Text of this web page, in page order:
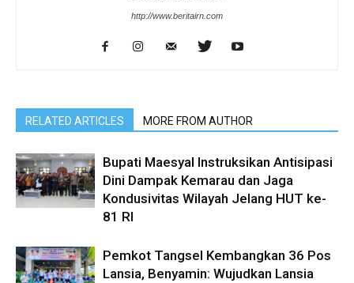
http://www.beritairn.com
RELATED ARTICLES MORE FROM AUTHOR
Bupati Maesyal Instruksikan Antisipasi
Dini Dampak Kemarau dan Jaga
Kondusivitas Wilayah Jelang HUT ke-
81 RI
Pemkot Tangsel Kembangkan 36 Pos
Lansia, Benyamin: Wujudkan Lansia